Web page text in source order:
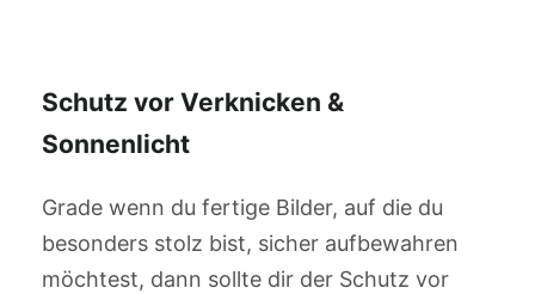
Schutz vor Verknicken &
Sonnenlicht
Grade wenn du fertige Bilder, auf die du
besonders stolz bist, sicher aufbewahren
möchtest, dann sollte dir der Schutz vor